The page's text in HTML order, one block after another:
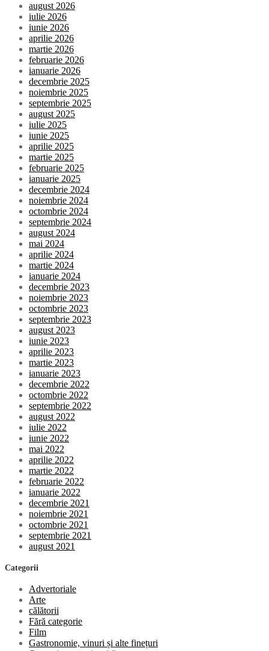
august 2026
iulie 2026
iunie 2026
aprilie 2026
martie 2026
februarie 2026
ianuarie 2026
decembrie 2025
noiembrie 2025
septembrie 2025
august 2025
iulie 2025
iunie 2025
aprilie 2025
martie 2025
februarie 2025
ianuarie 2025
decembrie 2024
noiembrie 2024
octombrie 2024
septembrie 2024
august 2024
mai 2024
aprilie 2024
martie 2024
ianuarie 2024
decembrie 2023
noiembrie 2023
octombrie 2023
septembrie 2023
august 2023
iunie 2023
aprilie 2023
martie 2023
ianuarie 2023
decembrie 2022
octombrie 2022
septembrie 2022
august 2022
iulie 2022
iunie 2022
mai 2022
aprilie 2022
martie 2022
februarie 2022
ianuarie 2022
decembrie 2021
noiembrie 2021
octombrie 2021
septembrie 2021
august 2021
Categorii
Advertoriale
Arte
călătorii
Fără categorie
Film
Gastronomie, vinuri și alte finețuri